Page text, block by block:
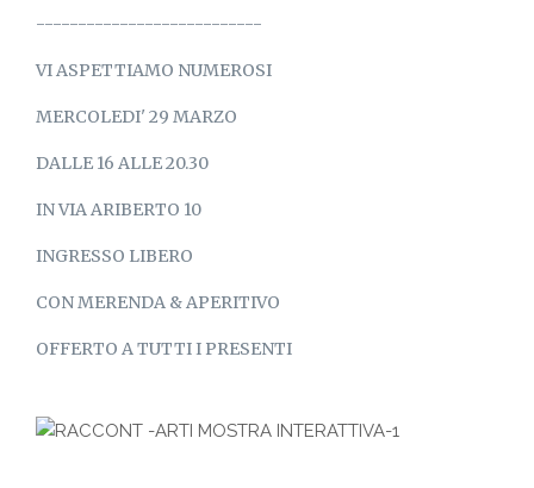
---------------------------
VI ASPETTIAMO NUMEROSI
MERCOLEDI' 29 MARZO
DALLE 16 ALLE 20.30
IN VIA ARIBERTO 10
INGRESSO LIBERO
CON MERENDA & APERITIVO
OFFERTO A TUTTI I PRESENTI